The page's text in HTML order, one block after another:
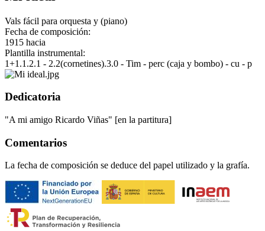
Vals fácil para orquesta y (piano)
Fecha de composición:
1915 hacia
Plantilla instrumental:
1+1.1.2.1 - 2.2(cornetines).3.0 - Tim - perc (caja y bombo) - cu - p
Dedicatoria
"A mi amigo Ricardo Viñas" [en la partitura]
Comentarios
La fecha de composición se deduce del papel utilizado y la grafía.